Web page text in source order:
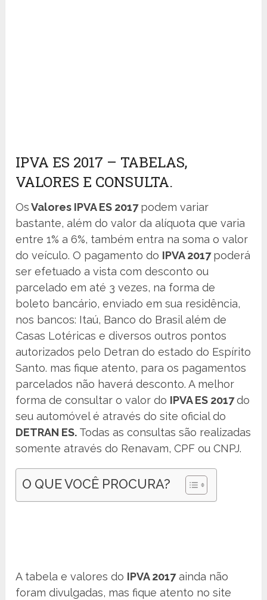
IPVA ES 2017 – TABELAS,
VALORES E CONSULTA.
OsValores IPVA ES 2017podem variar
bastante, além do valor da alíquota que varia
entre 1% a 6%, também entra na soma o valor
do veículo. O pagamento do IPVA 2017poderá
ser efetuado a vista com desconto ou
parcelado em até 3 vezes, na forma de
boleto bancário, enviado em sua residência,
nos bancos: Itaú, Banco do Brasil além de
Casas Lotéricas e diversos outros pontos
autorizados pelo Detran do estado do Espírito
Santo. mas fique atento, para os pagamentos
parcelados não haverá desconto. A melhor
forma de consultar o valor do IPVA ES 2017do
seu automóvel é através do site oficial do
DETRAN ES. Todas as consultas são realizadas
somente através do Renavam, CPF ou CNPJ.
O QUE VOCÊ PROCURA?
A tabela e valores do IPVA 2017ainda não
foram divulgadas, mas fique atento no site